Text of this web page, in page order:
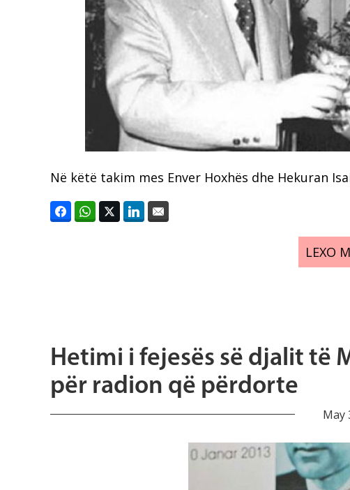
Në këtë takim mes Enver Hoxhës dhe Hekuran
LEXO
Hetimi i fejesës së djalit të
për radion që përdorte
May